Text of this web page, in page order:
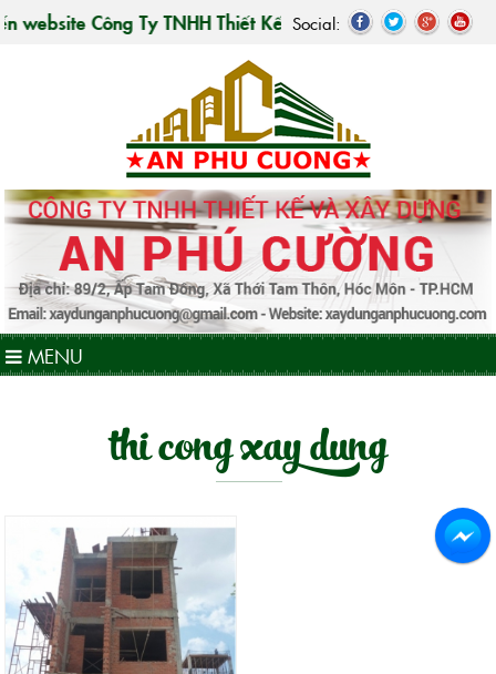
Công Ty TNHH Thiết Kế Và Xây Dựng An Phú
Social:
MENU
thi cong xay dung